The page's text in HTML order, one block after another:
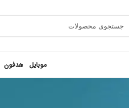
موبایل هدفون